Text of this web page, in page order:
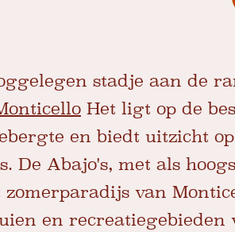
stadje aan de
Het ligt op de
en biedt uitzicht
De Abajo's, met als
van
en recreatiegebieden